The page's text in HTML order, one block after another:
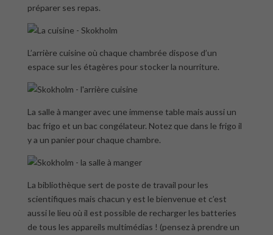
préparer ses repas.
L’arrière cuisine où chaque chambrée dispose d’un
espace sur les étagères pour stocker la nourriture.
La salle à manger avec une immense table mais aussi un
bac frigo et un bac congélateur. Notez que dans le frigo il
y a un panier pour chaque chambre.
La bibliothèque sert de poste de travail pour les
scientifiques mais chacun y est le bienvenue et c’est
aussi le lieu où il est possible de recharger les batteries
de tous les appareils multimédias ! (pensez à prendre un